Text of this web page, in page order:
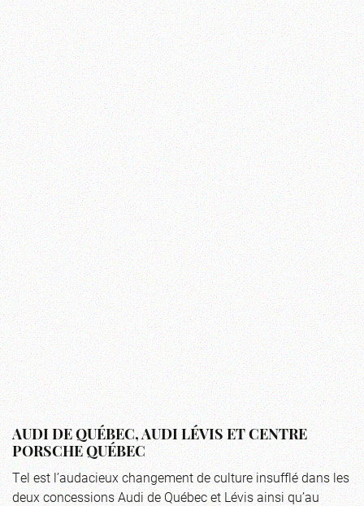
AUDI DE QUÉBEC, AUDI LÉVIS ET CENTRE
PORSCHE QUÉBEC
Tel est l’audacieux changement de culture insufflé dans les
deux concessions Audi de Québec et Lévis ainsi qu’au